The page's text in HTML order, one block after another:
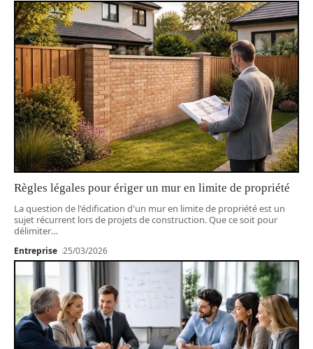
Règles légales pour ériger un mur en limite de propriété
La question de l'édification d'un mur en limite de propriété est un
sujet récurrent lors de projets de construction. Que ce soit pour
délimiter…
Entreprise 25/03/2026